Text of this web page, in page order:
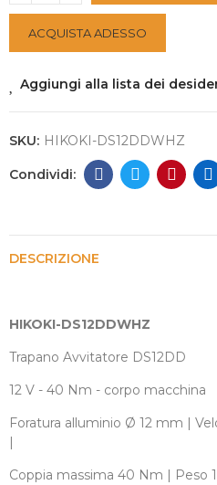
ACQUISTA ADESSO
Aggiungi alla lista dei
SKU: HIKOKI-DS12DDWHZ
DESCRIZIONE
HIKOKI-DS12DDWHZ
Trapano Avvitatore DS12DD
12 V - 40 Nm - corpo macchina
Foratura alluminio Ø 12 mm |
|
Coppia massima 40 Nm | Peso